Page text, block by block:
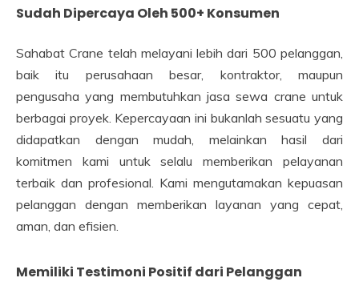
Sudah Dipercaya Oleh 500+ Konsumen
Sahabat Crane telah melayani lebih dari 500 pelanggan,
baik itu perusahaan besar, kontraktor, maupun
pengusaha yang membutuhkan jasa sewa crane untuk
berbagai proyek. Kepercayaan ini bukanlah sesuatu yang
didapatkan dengan mudah, melainkan hasil dari
komitmen kami untuk selalu memberikan pelayanan
terbaik dan profesional. Kami mengutamakan kepuasan
pelanggan dengan memberikan layanan yang cepat,
aman, dan efisien.
Memiliki Testimoni Positif dari Pelanggan